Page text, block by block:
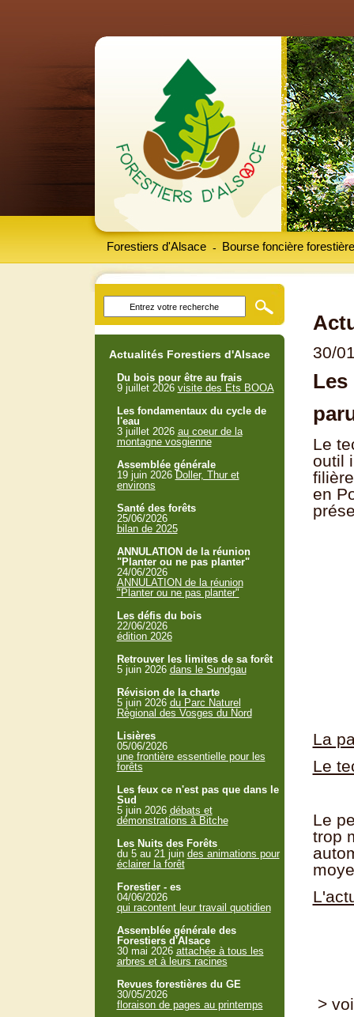
Forestiers d'Alsace Bourse foncière forestière
-
30/
Les
Le
outil
en
La
Le
Le
trop
>
Actualités Forestiers d'Alsace
Du bois pour être au frais
9 juillet 2026 visite des Ets BOOA
Les fondamentaux du cycle de
l'eau
3 juillet 2026 au coeur de la
montagne vosgienne
Assemblée générale
19 juin 2026 Doller, Thur et
environs
Santé des forêts
25/06/2026
bilan de 2025
ANNULATION de la réunion
"Planter ou ne pas planter"
24/06/2026
ANNULATION de la réunion
"Planter ou ne pas planter"
Les défis du bois
22/06/2026
édition 2026
Retrouver les limites de sa forêt
5 juin 2026 dans le Sundgau
Révision de la charte
5 juin 2026 du Parc Naturel
Régional des Vosges du Nord
Lisières
05/06/2026
une frontière essentielle pour les
forêts
Les feux ce n'est pas que dans le
Sud
5 juin 2026 débats et
démonstrations à Bitche
Les Nuits des Forêts
du 5 au 21 juin des animations pour
éclairer la forêt
Forestier - es
04/06/2026
qui racontent leur travail quotidien
Assemblée générale des
Forestiers d'Alsace
30 mai 2026 attachée à tous les
arbres et à leurs racines
Revues forestières du GE
30/05/2026
floraison de pages au printemps